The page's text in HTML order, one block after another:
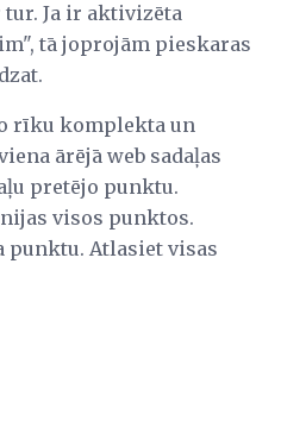
Ja ir aktivizēta
tā joprojām pieskaras
rīku komplekta un
ārējā web sadaļas
pretējo punktu.
visos punktos.
Atlasiet visas